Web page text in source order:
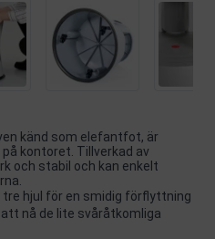
känd som elefantfot, är
kontoret. Tillverkad av
och stabil och kan enkelt
hjul för en smidig förflyttning
nå de lite svåråtkomliga